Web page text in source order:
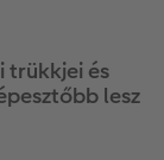
trükkjei és
lesz